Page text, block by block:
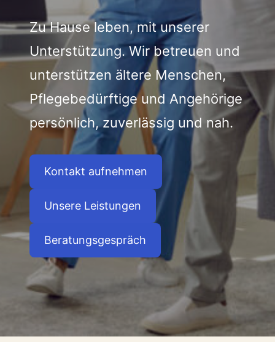
Zu Hause leben, mit unserer
Unterstützung. Wir betreuen und
unterstützen ältere Menschen,
Pflegebedürftige und Angehörige
persönlich, zuverlässig und nah.
Kontakt aufnehmen
Unsere Leistungen
Beratungsgespräch